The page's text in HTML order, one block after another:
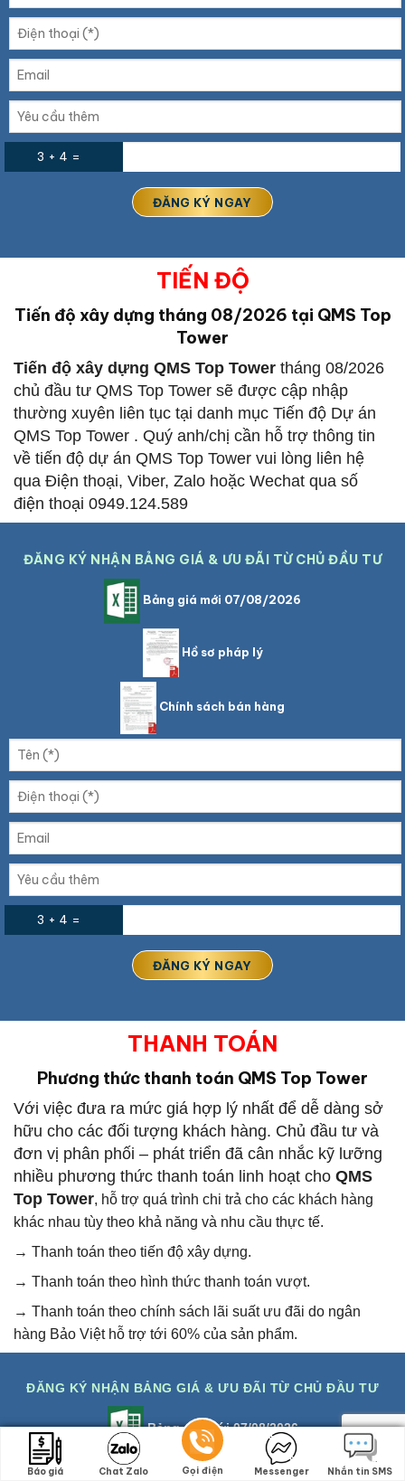
3 + 4 =
TIẾN ĐỘ
Tiến độ xây dựng tháng 08/2026 tại QMS Top
Tower
Tiến độ xây dựng QMS Top Tower tháng 08/2026
chủ đầu tư QMS Top Tower sẽ được cập nhập
thường xuyên liên tục tại danh mục Tiến độ Dự án
QMS Top Tower . Quý anh/chị cần hỗ trợ thông tin
về tiến độ dự án QMS Top Tower vui lòng liên hệ
qua Điện thoại, Viber, Zalo hoặc Wechat qua số
điện thoại 0949.124.589
ĐĂNG KÝ NHẬN BẢNG GIÁ & ƯU ĐÃI TỪ CHỦ ĐẦU TƯ
Bảng giá mới 07/08/2026
Hồ sơ pháp lý
Chính sách bán hàng
3 + 4 =
THANH TOÁN
Phương thức thanh toán QMS Top Tower
Với việc đưa ra mức giá hợp lý nhất để dễ dàng sở
hữu cho các đối tượng khách hàng. Chủ đầu tư và
đơn vị phân phối – phát triển đã cân nhắc kỹ lưỡng
nhiều phương thức thanh toán linh hoạt cho QMS
Top Tower, hỗ trợ quá trình chi trả cho các khách hàng
khác nhau tùy theo khả năng và nhu cầu thực tế.
→ Thanh toán theo tiến độ xây dựng.
→ Thanh toán theo hình thức thanh toán vượt.
→ Thanh toán theo chính sách lãi suất ưu đãi do ngân
hàng Bảo Việt hỗ trợ tới 60% của sản phẩm.
ĐĂNG KÝ NHẬN BẢNG GIÁ & ƯU ĐÃI TỪ CHỦ ĐẦU TƯ
Bảng giá mới 07/08/2026
Báo giá Chat Zalo Gọi điện Messenger Nhắn tin SMS
Báo giá Chat Zalo Gọi điện Messenger Nhắn tin SMS